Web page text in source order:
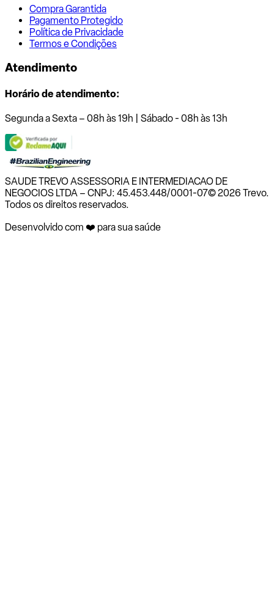
Compra Garantida
Pagamento Protegido
Política de Privacidade
Termos e Condições
Atendimento
Horário de atendimento:
Segunda a Sexta – 08h às 19h | Sábado - 08h às 13h
SAUDE TREVO ASSESSORIA E INTERMEDIACAO DE
NEGOCIOS LTDA – CNPJ: 45.453.448/0001-07© 2026 Trevo.
Todos os direitos reservados.
Desenvolvido com ❤️ para sua saúde